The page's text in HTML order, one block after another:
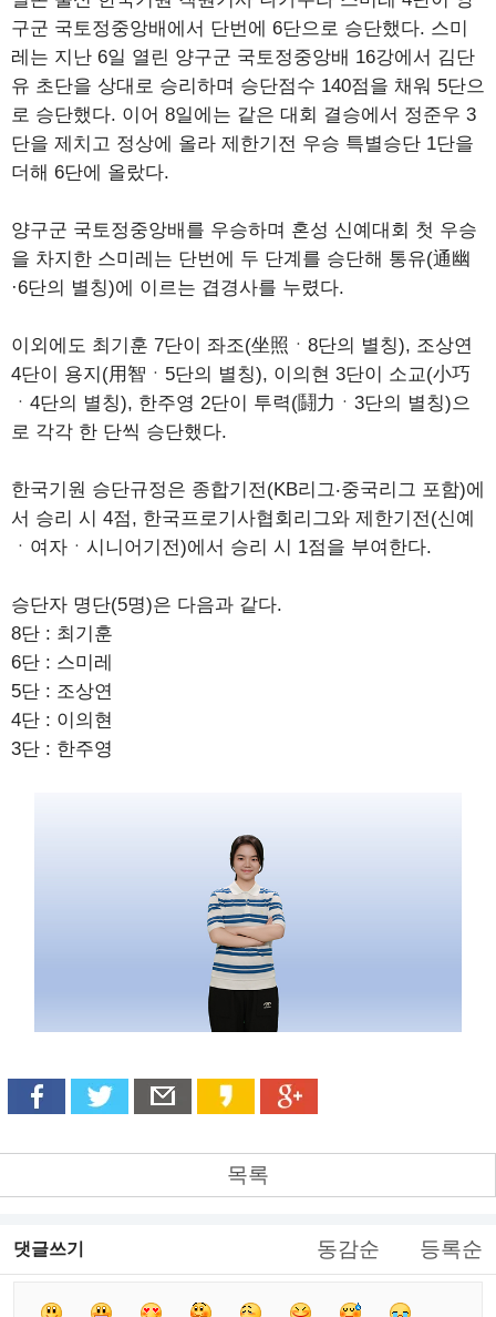
구군 국토정중앙배에서 단번에 6단으로 승단했다. 스미
레는 지난 6일 열린 양구군 국토정중앙배 16강에서 김단
유 초단을 상대로 승리하며 승단점수 140점을 채워 5단으
로 승단했다. 이어 8일에는 같은 대회 결승에서 정준우 3
단을 제치고 정상에 올라 제한기전 우승 특별승단 1단을
더해 6단에 올랐다.
양구군 국토정중앙배를 우승하며 혼성 신예대회 첫 우승
을 차지한 스미레는 단번에 두 단계를 승단해 통유(通幽
·6단의 별칭)에 이르는 겹경사를 누렸다.
이외에도 최기훈 7단이 좌조(坐照ㆍ8단의 별칭), 조상연
4단이 용지(用智ㆍ5단의 별칭), 이의현 3단이 소교(小巧
ㆍ4단의 별칭), 한주영 2단이 투력(鬪力ㆍ3단의 별칭)으
로 각각 한 단씩 승단했다.
한국기원 승단규정은 종합기전(KB리그‧중국리그 포함)에
서 승리 시 4점, 한국프로기사협회리그와 제한기전(신예
ㆍ여자ㆍ시니어기전)에서 승리 시 1점을 부여한다.
승단자 명단(5명)은 다음과 같다.
8단 : 최기훈
6단 : 스미레
5단 : 조상연
4단 : 이의현
3단 : 한주영
목록
댓글쓰기 동감순 등록순